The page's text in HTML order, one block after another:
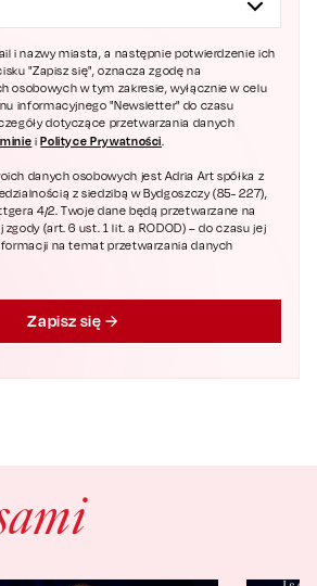
i nazwy miasta, a następnie potwierdzenie ich
"Zapisz się", oznacza zgodę na
osobowych w tym zakresie, wyłącznie w celu
informacyjnego "Newsletter" do czasu
dotyczące przetwarzania danych
iPolityce Prywatności.
danych osobowych jest Adria Art spółka z
z siedzibą w Bydgoszczy (85- 227),
4/2. Twoje dane będą przetwarzane na
(art. 6 ust. 1 lit. a RODOD) – do czasu jej
na temat przetwarzania danych
Zapisz się